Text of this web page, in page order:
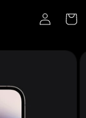
Iniciar
sesión
Carrito